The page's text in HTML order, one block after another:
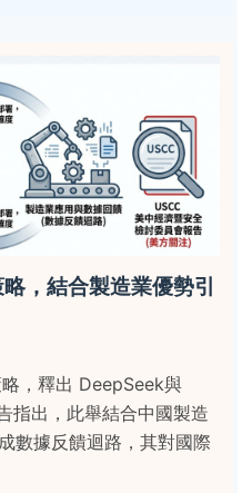
，結合製造業優勢引
，釋出 DeepSeek與
指出，此舉結合中國製造
數據反饋迴路，其對國際